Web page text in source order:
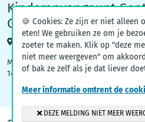
Kinderopvangpunt
Groeiteam
Woodrow Wilsonplein 1, 9000 Gent
Maandag: 09.00u – 12.30u | Dinsdag:
14.00u
🍪 Cookies: Ze zijn er niet alleen
eten! We gebruiken ze om je
zoeter te maken. Klik op "deze
niet meer weergeven" om
of bak ze zelf als je dat liever
Meer informatie omtrent de
DEZE MELDING NIET MEER